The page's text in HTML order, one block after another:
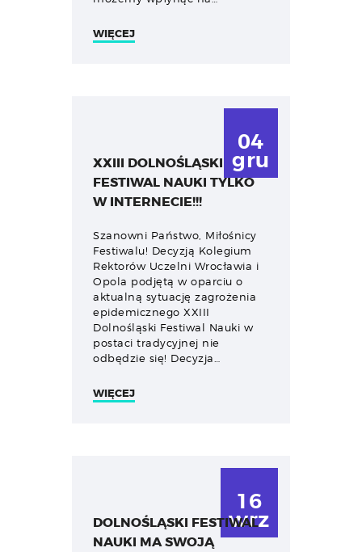
WIĘCEJ
04
gru
XXIII DOLNOŚLĄSKI
FESTIWAL NAUKI TYLKO
W INTERNECIE!!!
Szanowni Państwo, Miłośnicy
Festiwalu! Decyzją Kolegium
Rektorów Uczelni Wrocławia i
Opola podjętą w oparciu o
aktualną sytuację zagrożenia
epidemicznego XXIII
Dolnośląski Festiwal Nauki w
postaci tradycyjnej nie
odbędzie się! Decyzja…
WIĘCEJ
16
wrz
DOLNOŚLĄSKI FESTIWAL
NAUKI MA SWOJĄ